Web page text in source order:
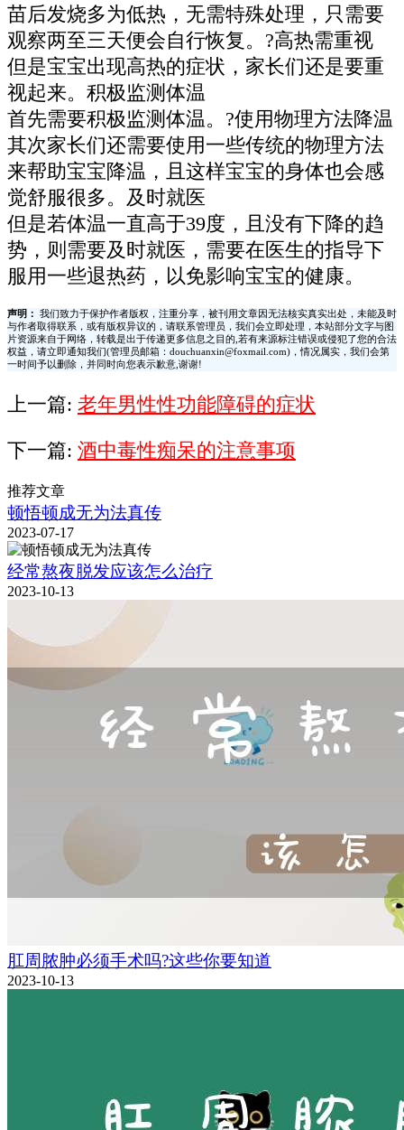
苗后发烧多为低热，无需特殊处理，只需要
观察两至三天便会自行恢复。?高热需重视
但是宝宝出现高热的症状，家长们还是要重
视起来。积极监测体温
首先需要积极监测体温。?使用物理方法降温
其次家长们还需要使用一些传统的物理方法
来帮助宝宝降温，且这样宝宝的身体也会感
觉舒服很多。及时就医
但是若体温一直高于39度，且没有下降的趋
势，则需要及时就医，需要在医生的指导下
服用一些退热药，以免影响宝宝的健康。
声明：
我们致力于保护作者版权，注重分享，被刊用文章因无法核实真实出处，未能及时
与作者取得联系，或有版权异议的，请联系管理员，我们会立即处理，本站部分文字与图
片资源来自于网络，转载是出于传递更多信息之目的,若有来源标注错误或侵犯了您的合法
权益，请立即通知我们(管理员邮箱：douchuanxin@foxmail.com)，情况属实，我们会第
一时间予以删除，并同时向您表示歉意,谢谢!
上一篇: 老年男性性功能障碍的症状
下一篇: 酒中毒性痴呆的注意事项
推荐文章
顿悟顿成无为法真传
2023-07-17
经常熬夜脱发应该怎么治疗
2023-10-13
肛周脓肿必须手术吗?这些你要知道
2023-10-13